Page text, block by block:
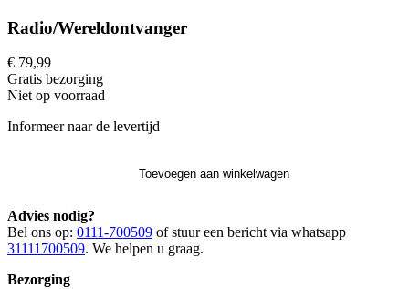
Radio/Wereldontvanger
€ 79,99
Gratis bezorging
Niet op voorraad
Informeer naar de levertijd
Toevoegen aan winkelwagen
Advies nodig?
Bel ons op: 0111-700509 of stuur een bericht via whatsapp
31111700509. We helpen u graag.
Bezorging